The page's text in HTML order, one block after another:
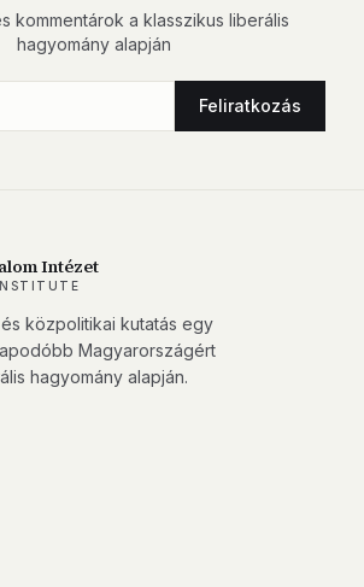
kommentárok a klasszikus liberális
hagyomány alapján
Feliratkozás
Intézet
közpolitikai kutatás egy
Magyarországért
hagyomány alapján.